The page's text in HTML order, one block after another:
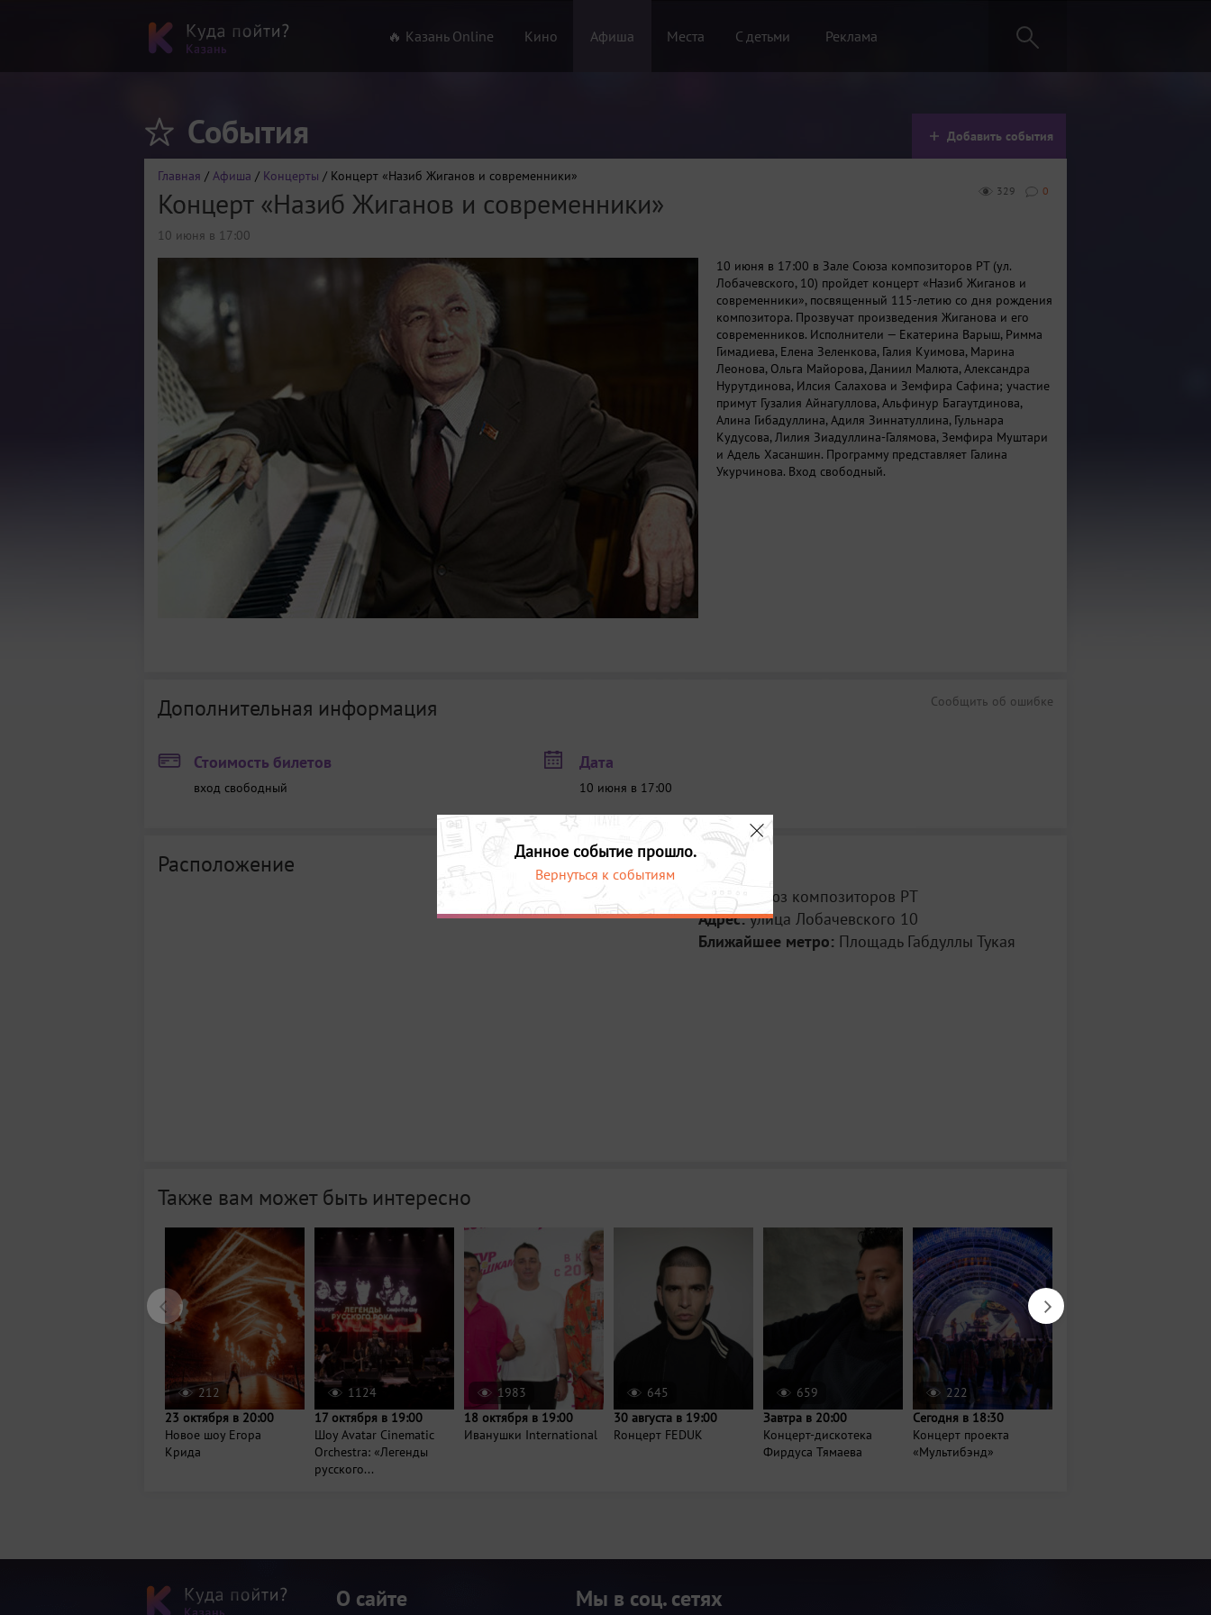
🔥 Казань Online Кино Афиша Места С детьми Реклама
События Добавить события
Главная / Афиша / Концерты / Концерт «Назиб Жиганов и современники»
0
329
Концерт «Назиб Жиганов и современники»
10 июня в 17:00
10 июня в 17:00 в Зале Союза композиторов РТ (ул.
Лобачевского, 10) пройдет концерт «Назиб Жиганов и
современники», посвященный 115‑летию со дня рождения
композитора. Прозвучат произведения Жиганова и его
современников. Исполнители — Екатерина Варыш, Римма
Гимадиева, Елена Зеленкова, Галия Куимова, Марина
Леонова, Ольга Майорова, Даниил Малюта, Александра
Нурутдинова, Илсия Салахова и Земфира Сафина; участие
примут Гузалия Айнагуллова, Альфинур Багаутдинова,
Алина Гибадуллина, Адиля Зиннатуллина, Гульнара
Кудусова, Лилия Зиадуллина‑Галямова, Земфира Муштари
и Адель Хасаншин. Программу представляет Галина
Укурчинова. Вход свободный.
Сообщить об ошибке
Дополнительная информация
Стоимость билетов
вход свободный
Дата
10 июня в 17:00
Расположение
Место:
Союз композиторов РТ
Адрес:улица Лобачевского 10
Ближайшее метро: Площадь Габдуллы Тукая
Также вам может быть интересно
212
23 октября в 20:00
Новое шоу Егора
Крида
1124
17 октября в 19:00
Шоу Avatar Cinematic
Orchestra: «Легенды
русского...
1983
18 октября в 19:00
Иванушки International
645
30 августа в 19:00
Rонцерт FEDUK
659
Завтра в 20:00
Концерт-дискотека
Фирдуса Тямаева
222
Сегодня в 18:30
Концерт проекта
«Мультибэнд»
Данное событие прошло.
Вернуться к событиям
О сайте Мы в соц. сетях